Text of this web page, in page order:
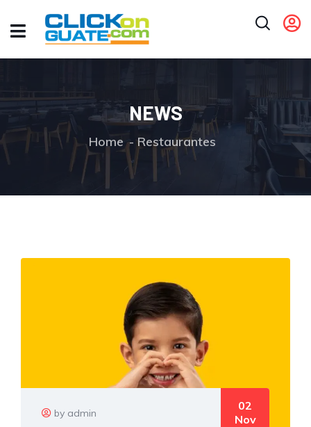
NEWS
Home Restaurantes
by admin
02
Nov